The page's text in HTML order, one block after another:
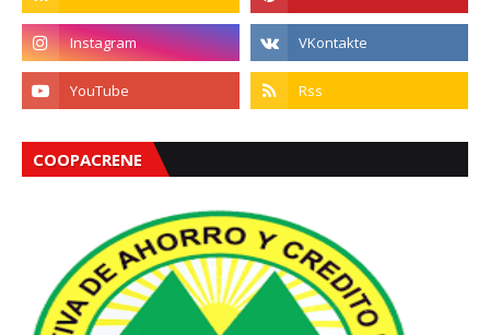
COOPACRENE